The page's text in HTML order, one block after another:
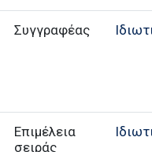
Συγγραφέας
Επιμέλεια
σειράς